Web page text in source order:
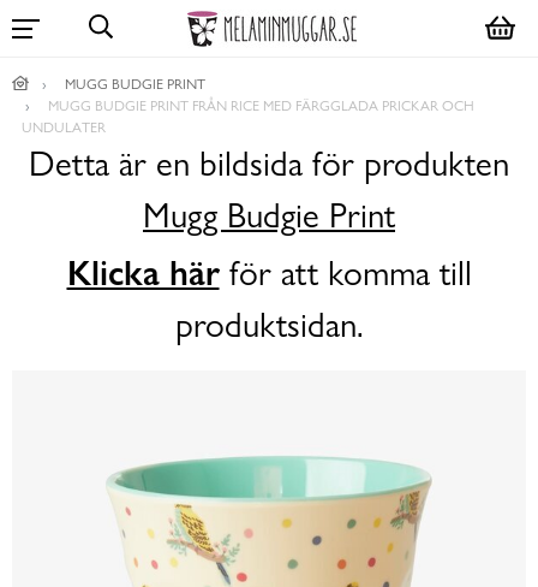
MUGG BUDGIE PRINT
MUGG BUDGIE PRINT FRÅN RICE MED FÄRGGLADA PRICKAR OCH
UNDULATER
Detta är en bildsida för produkten
Mugg Budgie Print
Klicka härför att komma till
produktsidan.